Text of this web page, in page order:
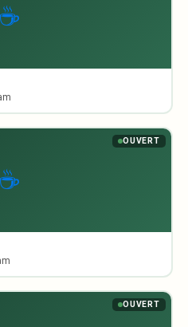
☕
☕
OUVERT
OUVERT